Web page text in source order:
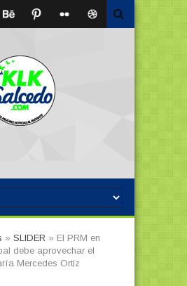
» SLIDER » El PRM en
debe aprovechar el
Mercedes Ortiz